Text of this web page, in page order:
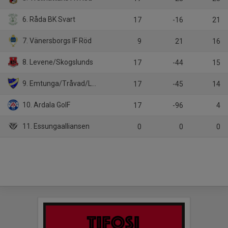
6. Råda BK Svart 17 -16 21
7. Vänersborgs IF Röd 9 21 16
8. Levene/Skogslunds 17 -44 15
9. Emtunga/Tråvad/Larv 17 -45 14
10. Ardala GoIF 17 -96 4
11. Essungaalliansen 0 0 0